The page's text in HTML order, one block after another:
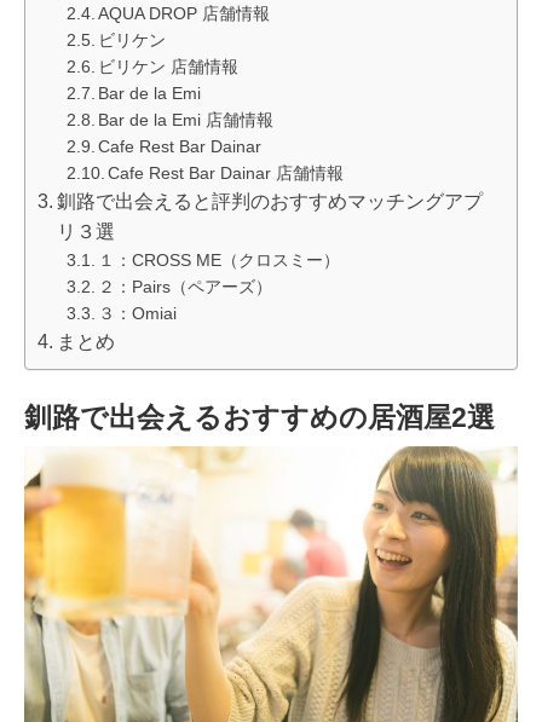
AQUA DROP 店舗情報
ビリケン
ビリケン 店舗情報
Bar de la Emi
Bar de la Emi 店舗情報
Cafe Rest Bar Dainar
Cafe Rest Bar Dainar 店舗情報
釧路で出会えると評判のおすすめマッチングアプ
リ３選
１：CROSS ME（クロスミー）
２：Pairs（ペアーズ）
３：Omiai
まとめ
釧路で出会えるおすすめの居酒屋2選